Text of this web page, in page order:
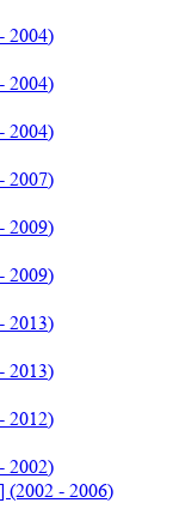
2004)
2004)
2004)
2007)
2009)
2009)
2013)
2013)
2012)
2002)
(2002 - 2006)